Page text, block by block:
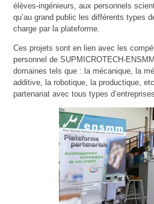
élèves-ingénieurs, aux personnels
qu’au grand public les différents types
charge par la plateforme.
Ces projets sont en lien avec les
personnel de SUPMICROTECH-
domaines tels que : la mécanique, la
additive, la robotique, la productique,
partenariat avec tous types d’entreprises.